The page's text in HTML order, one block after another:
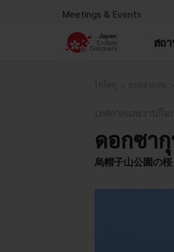
Meetings & Events
สถ
ดอกซา
烏帽子山公園の桜